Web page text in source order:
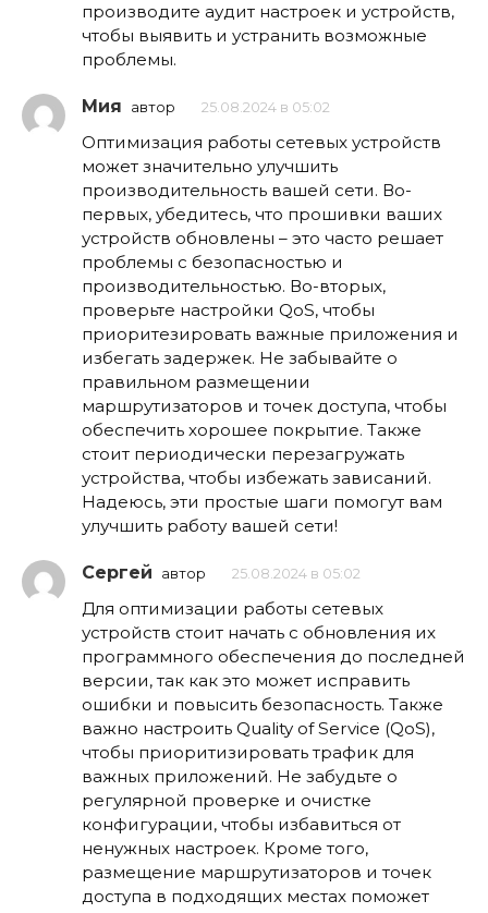
производите аудит настроек и устройств,
чтобы выявить и устранить возможные
проблемы.
Мия автор 25.08.2024 в 05:02
Оптимизация работы сетевых устройств
может значительно улучшить
производительность вашей сети. Во-
первых, убедитесь, что прошивки ваших
устройств обновлены – это часто решает
проблемы с безопасностью и
производительностью. Во-вторых,
проверьте настройки QoS, чтобы
приоритезировать важные приложения и
избегать задержек. Не забывайте о
правильном размещении
маршрутизаторов и точек доступа, чтобы
обеспечить хорошее покрытие. Также
стоит периодически перезагружать
устройства, чтобы избежать зависаний.
Надеюсь, эти простые шаги помогут вам
улучшить работу вашей сети!
Сергей автор 25.08.2024 в 05:02
Для оптимизации работы сетевых
устройств стоит начать с обновления их
программного обеспечения до последней
версии, так как это может исправить
ошибки и повысить безопасность. Также
важно настроить Quality of Service (QoS),
чтобы приоритизировать трафик для
важных приложений. Не забудьте о
регулярной проверке и очистке
конфигурации, чтобы избавиться от
ненужных настроек. Кроме того,
размещение маршрутизаторов и точек
доступа в подходящих местах поможет